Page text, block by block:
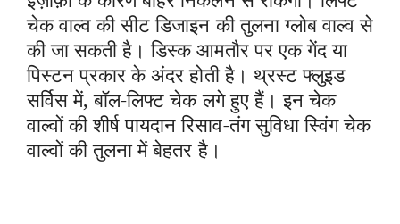
चेक वाल्व की सीट डिजाइन की तुलना ग्लोब वाल्व से
की जा सकती है। डिस्क आमतौर पर एक गेंद या
पिस्टन प्रकार के अंदर होती है। थ्रस्ट फ्लुइड
सर्विस में, बॉल-लिफ्ट चेक लगे हुए हैं। इन चेक
वाल्वों की शीर्ष पायदान रिसाव-तंग सुविधा स्विंग चेक
वाल्वों की तुलना में बेहतर है।